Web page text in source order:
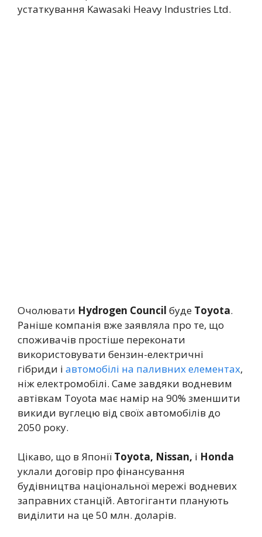
устаткування Kawasaki Heavy Industries Ltd.
Очолювати Hydrogen Council буде Toyota.
Раніше компанія вже заявляла про те, що
споживачів простіше переконати
використовувати бензин-електричні
гібриди і автомобілі на паливних елементах,
ніж електромобілі. Саме завдяки водневим
автівкам Toyota має намір на 90% зменшити
викиди вуглецю від своїх автомобілів до
2050 року.
Цікаво, що в Японії Toyota, Nissan, і Honda
уклали договір про фінансування
будівництва національної мережі водневих
заправних станцій. Автогіганти планують
виділити на це 50 млн. доларів.